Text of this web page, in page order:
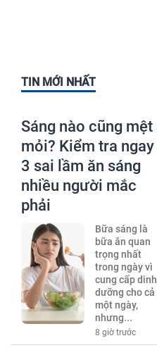
TIN MỚI NHẤT
Sáng nào cũng mệt
mỏi? Kiểm tra ngay
3 sai lầm ăn sáng
nhiều người mắc
phải
Bữa sáng là
bữa ăn quan
trọng nhất
trong ngày vì
cung cấp dinh
dưỡng cho cả
một ngày,
nhưng...
8 giờ trước